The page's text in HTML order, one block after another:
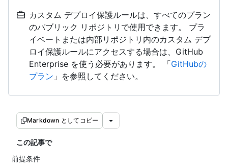
カスタム デプロイ保護ルールは、すべてのプラン
のパブリック リポジトリで使用できます。 プラ
イベートまたは内部リポジトリ内のカスタム デプ
ロイ保護ルールにアクセスする場合は、GitHub
Enterprise を使う必要があります。 「GitHubの
プラン 」を参照してください。
Markdown としてコピー
この記事で
前提条件